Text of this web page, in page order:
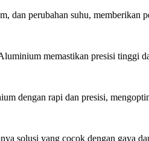
dan perubahan suhu, memberikan
memastikan presisi tinggi
dengan rapi dan presisi,
solusi yang cocok dengan gaya